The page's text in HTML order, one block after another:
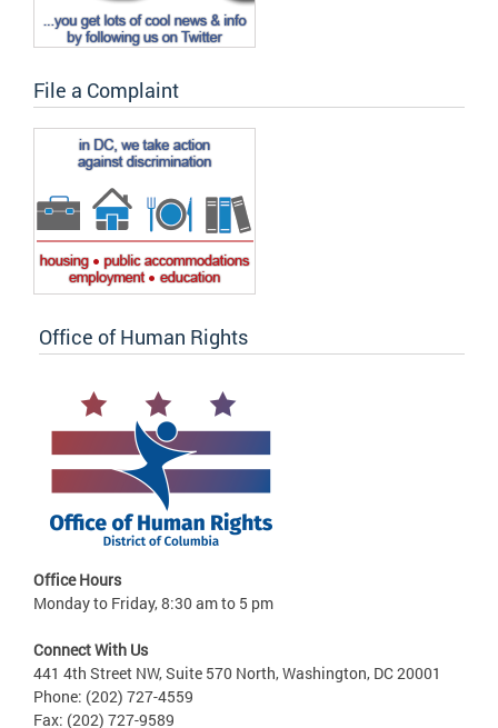
File a Complaint
Office of Human Rights
Office Hours
Monday to Friday, 8:30 am to 5 pm
Connect With Us
441 4th Street NW, Suite 570 North, Washington, DC 20001
Phone: (202) 727-4559
Fax: (202) 727-9589